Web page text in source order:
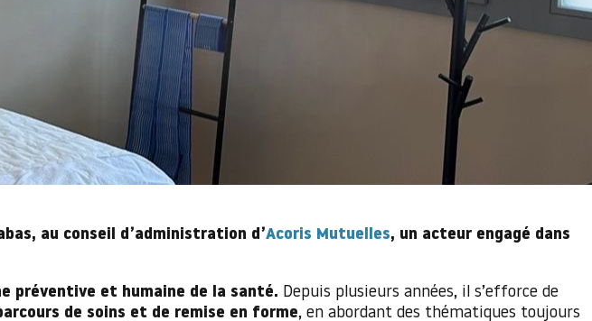
au conseil d’administration d’Acoris Mutuelles, un acteur engagé dans
préventive et humaine de la santé. Depuis plusieurs années, il s’efforce de
de soins et de remise en forme, en abordant des thématiques toujours